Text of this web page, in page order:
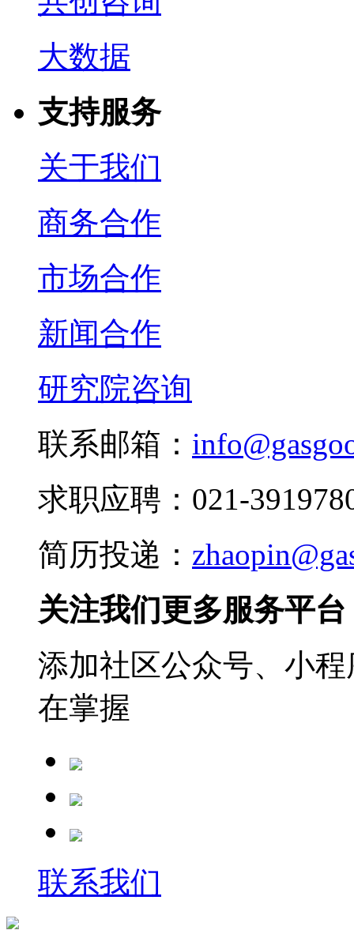
大数据
支持服务
关于我们
商务合作
市场合作
新闻合作
研究院咨询
联系邮箱：
求职应聘：021-
简历投递：
关注我们更多服务平台
添加社区公众号、小
在掌握
联系我们